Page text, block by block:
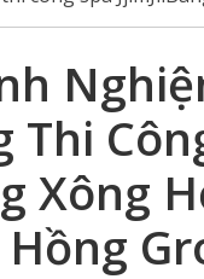
Thi
Xông